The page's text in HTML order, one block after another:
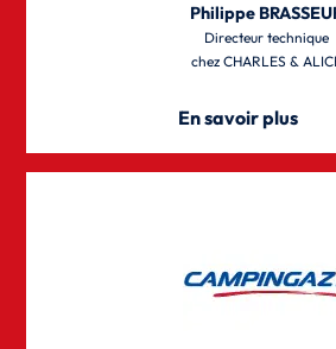
Philippe
Directeur technique
CHARLES &
En savoir plus